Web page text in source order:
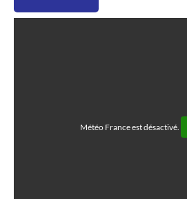
Météo France est désactivé.